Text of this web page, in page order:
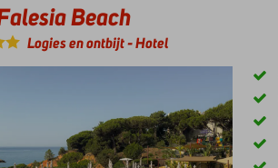
Beach
Logies en ontbijt-Hotel